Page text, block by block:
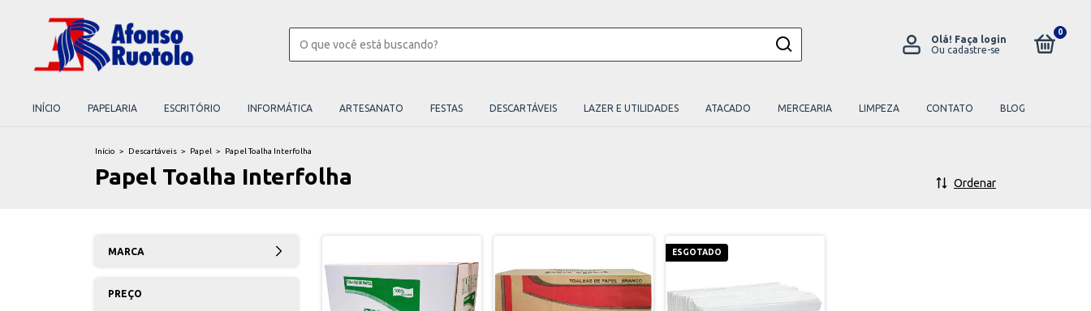
Olá! Faça login
Ou cadastre-se
0
INÍCIO PAPELARIA ESCRITÓRIO INFORMÁTICA ARTESANATO FESTAS DESCARTÁVEIS LAZER E UTILIDADES ATACADO MERCEARIA LIMPEZA CONTATO BLOG
Início > Descartáveis > Papel > Papel Toalha Interfolha
Papel Toalha Interfolha Ordenar
MARCA
PREÇO
ESGOTADO